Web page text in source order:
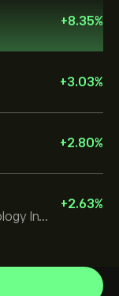
+8.35%
+3.03%
+2.80%
CDT Environmental Technology Investment Holdings L
+2.63%